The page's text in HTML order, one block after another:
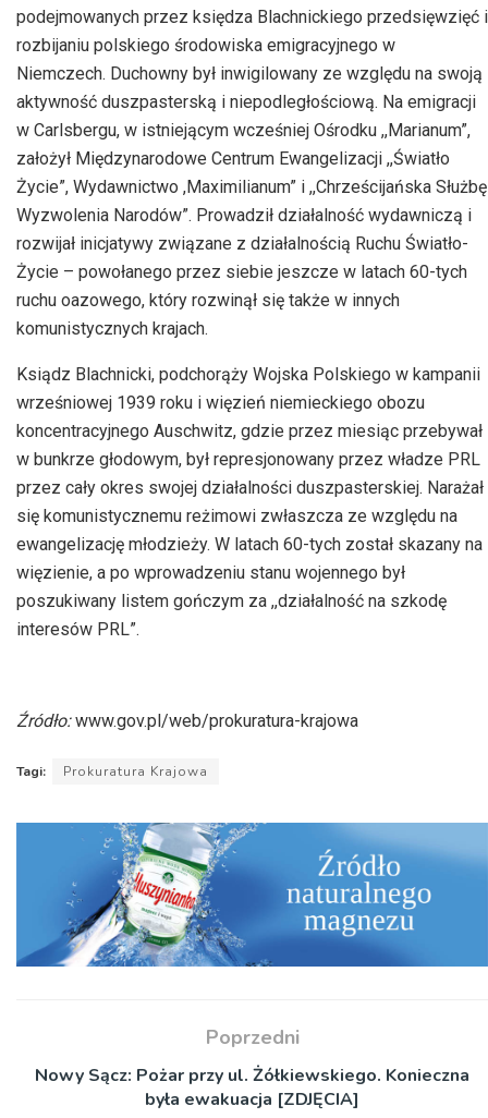
podejmowanych przez księdza Blachnickiego przedsięwzięć i
rozbijaniu polskiego środowiska emigracyjnego w
Niemczech. Duchowny był inwigilowany ze względu na swoją
aktywność duszpasterską i niepodległościową. Na emigracji
w Carlsbergu, w istniejącym wcześniej Ośrodku ,,Marianum”,
założył Międzynarodowe Centrum Ewangelizacji ,,Światło
Życie”, Wydawnictwo ,Maximilianum” i ,,Chrześcijańska Służbę
Wyzwolenia Narodów”. Prowadził działalność wydawniczą i
rozwijał inicjatywy związane z działalnością Ruchu Światło-
Życie – powołanego przez siebie jeszcze w latach 60-tych
ruchu oazowego, który rozwinął się także w innych
komunistycznych krajach.
Ksiądz Blachnicki, podchorąży Wojska Polskiego w kampanii
wrześniowej 1939 roku i więzień niemieckiego obozu
koncentracyjnego Auschwitz, gdzie przez miesiąc przebywał
w bunkrze głodowym, był represjonowany przez władze PRL
przez cały okres swojej działalności duszpasterskiej. Narażał
się komunistycznemu reżimowi zwłaszcza ze względu na
ewangelizację młodzieży. W latach 60-tych został skazany na
więzienie, a po wprowadzeniu stanu wojennego był
poszukiwany listem gończym za ,,działalność na szkodę
interesów PRL”.
Źródło:www.gov.pl/web/prokuratura-krajowa
Tagi: Prokuratura Krajowa
Poprzedni
Nowy Sącz: Pożar przy ul. Żółkiewskiego. Konieczna
była ewakuacja [ZDJĘCIA]